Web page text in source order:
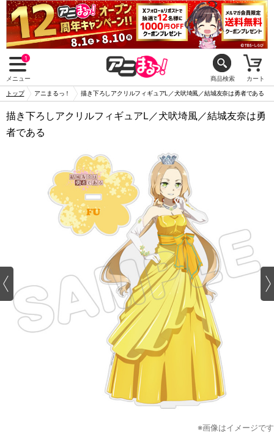
1
メニュー 商品検索 カート
トップ アニまるっ！ 描き下ろしアクリルフィギュアL／犬吠埼風／結城友奈は勇者である
描き下ろしアクリルフィギュアL／犬吠埼風／結城友奈は勇
者である
※画像はイメージです